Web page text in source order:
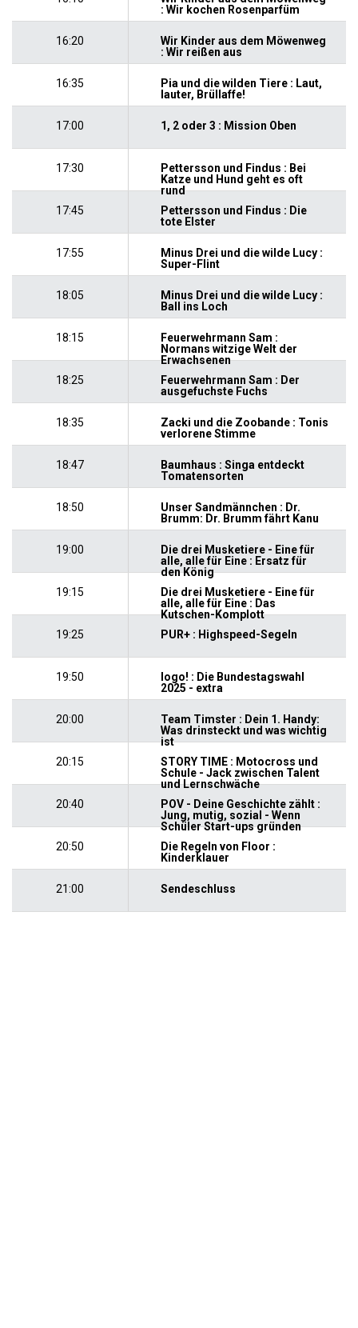
: Wir kochen Rosenparfüm
16:20
Wir Kinder aus dem Möwenweg
: Wir reißen aus
16:35
Pia und die wilden Tiere : Laut,
lauter, Brüllaffe!
17:00 1, 2 oder 3 : Mission Oben
17:30
Pettersson und Findus : Bei
Katze und Hund geht es oft
rund
17:45
Pettersson und Findus : Die
tote Elster
17:55
Minus Drei und die wilde Lucy :
Super-Flint
18:05
Minus Drei und die wilde Lucy :
Ball ins Loch
18:15
Feuerwehrmann Sam :
Normans witzige Welt der
Erwachsenen
18:25
Feuerwehrmann Sam : Der
ausgefuchste Fuchs
18:35
Zacki und die Zoobande : Tonis
verlorene Stimme
18:47
Baumhaus : Singa entdeckt
Tomatensorten
18:50
Unser Sandmännchen : Dr.
Brumm: Dr. Brumm fährt Kanu
19:00
Die drei Musketiere - Eine für
alle, alle für Eine : Ersatz für
den König
19:15
Die drei Musketiere - Eine für
alle, alle für Eine : Das
Kutschen-Komplott
19:25
PUR+ : Highspeed-Segeln
19:50
logo! : Die Bundestagswahl
2025 - extra
20:00
Team Timster : Dein 1. Handy:
Was drinsteckt und was wichtig
ist
20:15
STORY TIME : Motocross und
Schule - Jack zwischen Talent
und Lernschwäche
20:40
POV - Deine Geschichte zählt :
Jung, mutig, sozial - Wenn
Schüler Start-ups gründen
20:50
Die Regeln von Floor :
Kinderklauer
21:00 Sendeschluss